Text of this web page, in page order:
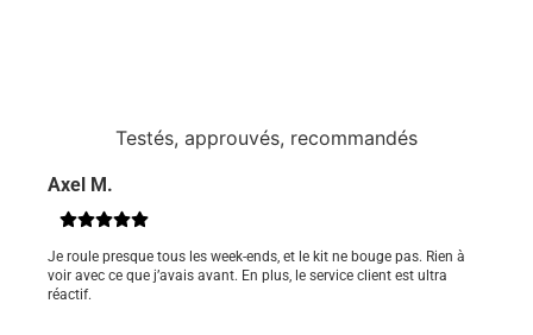
Testés, approuvés, recommandés
Axel M.
Je roule presque tous les week-ends, et le kit ne bouge pas. Rien à
voir avec ce que j’avais avant. En plus, le service client est ultra
réactif.